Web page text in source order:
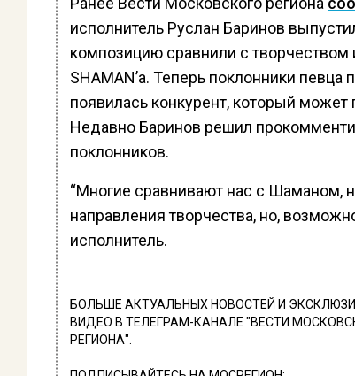
исполнитель Руслан Баринов
композицию сравнили с творчеством
SHAMAN’a. Теперь поклонники певца
появилась конкурент, который может
Недавно Баринов решил
поклонников.
“Многие сравнивают нас с Шаманом,
направления творчества, но,
исполнитель.
БОЛЬШЕ АКТУАЛЬНЫХ НОВОСТЕЙ И
ВИДЕО В ТЕЛЕГРАМ-КАНАЛЕ "ВЕСТИ
РЕГИОНА".